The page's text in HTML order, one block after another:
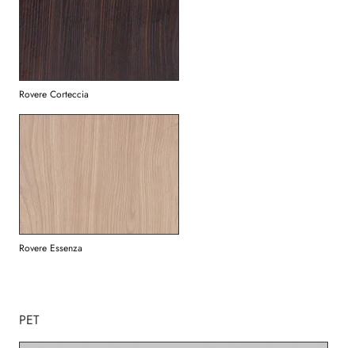
Rovere Corteccia
Rovere Essenza
PET